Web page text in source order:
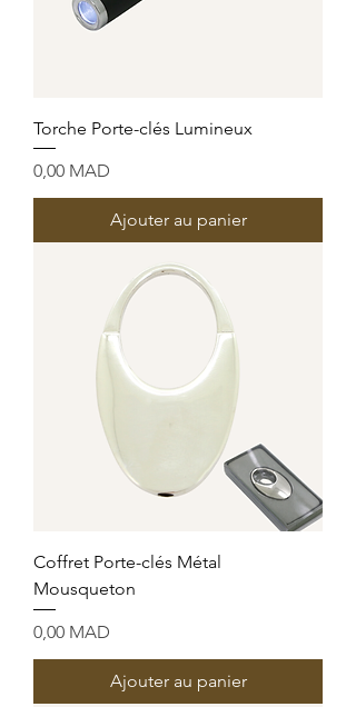
Torche Porte-clés Lumineux
Prix
0,00 MAD
Ajouter au panier
Coffret Porte-clés Métal
Mousqueton
Prix
0,00 MAD
Ajouter au panier